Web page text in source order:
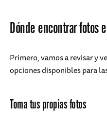
Dónde encontrar fotos
Primero, vamos a revisar y
opciones disponibles para
Toma tus propias fotos